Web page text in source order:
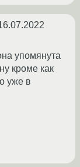
упомянута
кроме как
уже в